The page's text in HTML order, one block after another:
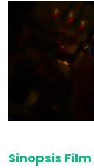
Sinopsis